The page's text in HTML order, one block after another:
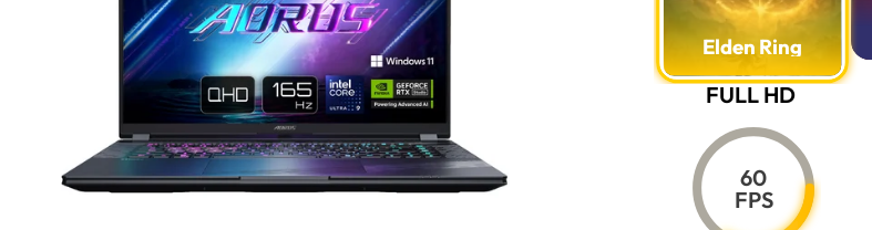
conception élégante et ses fonctionnalités avancées, il vous offre tout ce dont vous avez besoin pour mener à bien vos projets avec
facilité et efficacité. Commandez dès maintenant et profitez d'une expérience informatique de qualité supérieure.
Elden Ring
FULL HD
60
FPS